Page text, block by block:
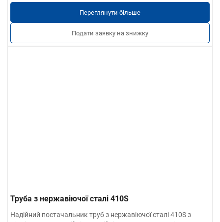
Переглянути більше
Подати заявку на знижку
Труба з нержавіючої сталі 410S
Надійний постачальник труб з нержавіючої сталі 410S з